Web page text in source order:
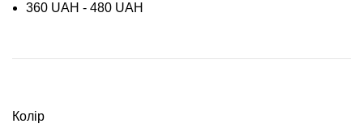
360 UAH - 480 UAH
Колір